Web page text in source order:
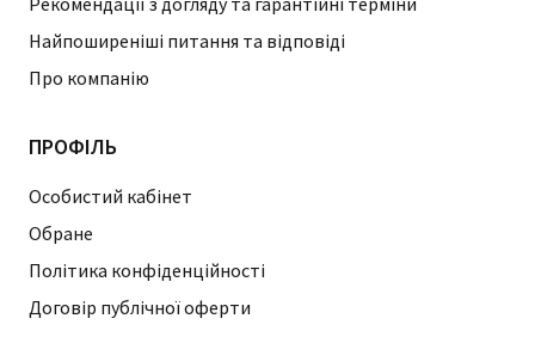
Найпоширеніші питання та відповіді
Про компанію
ПРОФІЛЬ
Особистий кабінет
Обране
Політика конфіденційності
Договір публічної оферти